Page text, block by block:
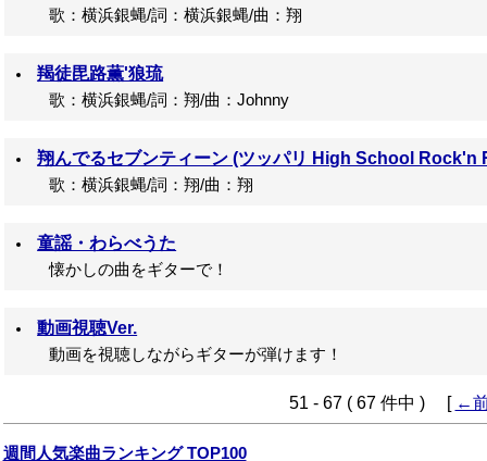
歌：横浜銀蝿/詞：横浜銀蝿/曲：翔
羯徒毘路薫'狼琉
歌：横浜銀蝿/詞：翔/曲：Johnny
翔んでるセブンティーン (ツッパリ High School Rock'n
歌：横浜銀蝿/詞：翔/曲：翔
童謡・わらべうた
懐かしの曲をギターで！
動画視聴Ver.
動画を視聴しながらギターが弾けます！
51 - 67 ( 67 件中 ) [ ←
週間人気楽曲ランキング TOP100